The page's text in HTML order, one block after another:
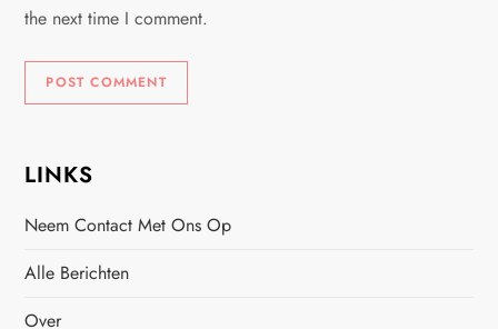
the next time I comment.
LINKS
Neem Contact Met Ons Op
Alle Berichten
Over